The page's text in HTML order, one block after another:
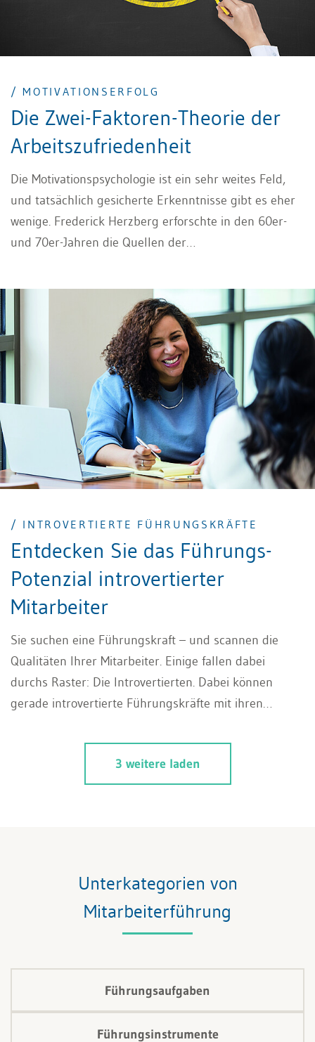
/ MOTIVATIONSERFOLG
Die Zwei-Faktoren-Theorie der
Arbeitszufriedenheit
Die Motivationspsychologie ist ein sehr weites Feld,
und tatsächlich gesicherte Erkenntnisse gibt es eher
wenige. Frederick Herzberg erforschte in den 60er-
und 70er-Jahren die Quellen der
Buchhaltern und Technikern. Dabei interessierte ihn
besonders, welche Faktoren zum Motivationserfolg
führen. In diesem Artikel geht es um die «Zwei-
Faktoren-Theorie von Herzberg».
/ INTROVERTIERTE FÜHRUNGSKRÄFTE
Entdecken Sie das Führungs-
Potenzial introvertierter
Mitarbeiter
Sie suchen eine Führungskraft – und scannen die
Qualitäten Ihrer Mitarbeiter. Einige fallen dabei
durchs Raster: Die Introvertierten. Dabei können
gerade introvertierte Führungskräfte mit ihren
Perspektive. Es lohnt sich.
3 weitere laden
Unterkategorien von
Mitarbeiterführung
Führungsaufgaben
Führungsinstrumente